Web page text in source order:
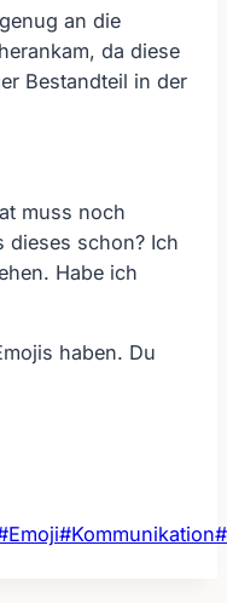
an die
da diese
Bestandteil in der
muss noch
dieses schon? Ich
Habe ich
haben. Du
Emoji#Kommunikation#